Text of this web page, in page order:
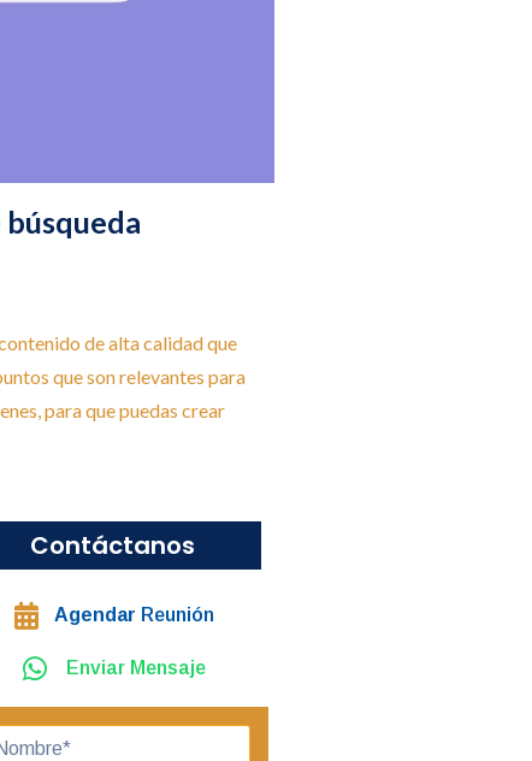
de alta calidad que
que son relevantes para
para que puedas crear
Contáctanos
Agendar Reunión
Enviar Mensaje